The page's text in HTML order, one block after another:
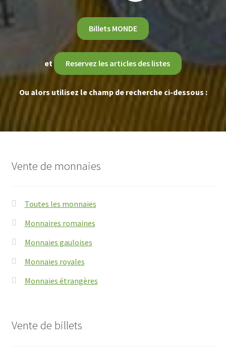
Billets MONDE
et Reservez les articles des listes
Ou alors utilisez le champ de recherche ci-dessous :
Vente de monnaies
Toutes les monnaies
Monnaires romaines
Monnaies gauloises
Monnaies royales
Monnaies étrangères
Vente de billets